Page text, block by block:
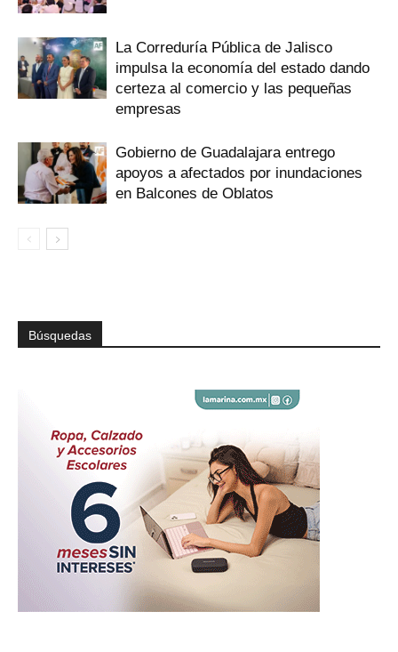
La Correduría Pública de Jalisco
impulsa la economía del estado dando
certeza al comercio y las pequeñas
empresas
Gobierno de Guadalajara entrego
apoyos a afectados por inundaciones
en Balcones de Oblatos
Búsquedas